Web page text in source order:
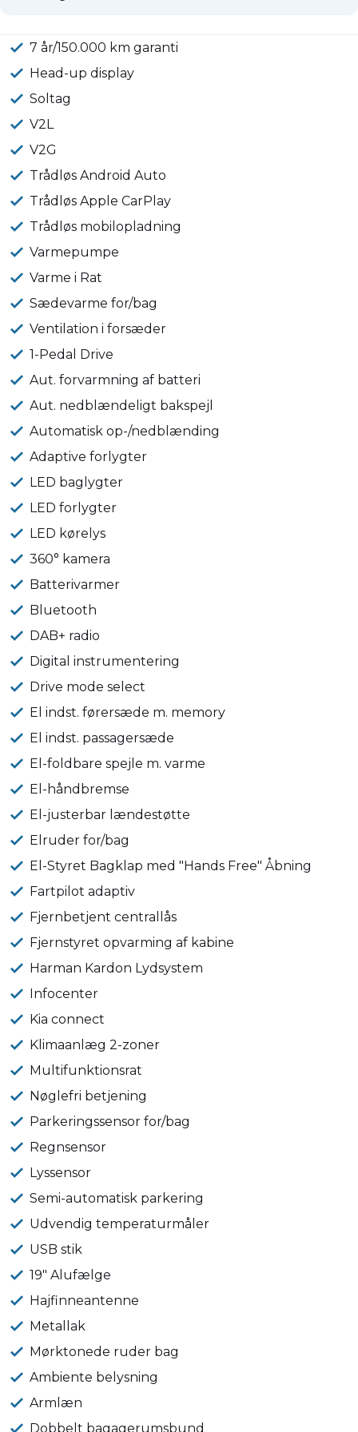
7 år/150.000 km garanti
Head-up display
Soltag
V2L
V2G
Trådløs Android Auto
Trådløs Apple CarPlay
Trådløs mobilopladning
Varmepumpe
Varme i Rat
Sædevarme for/bag
Ventilation i forsæder
1-Pedal Drive
Aut. forvarmning af batteri
Aut. nedblændeligt bakspejl
Automatisk op-/nedblænding
Adaptive forlygter
LED baglygter
LED forlygter
LED kørelys
360° kamera
Batterivarmer
Bluetooth
DAB+ radio
Digital instrumentering
Drive mode select
El indst. førersæde m. memory
El indst. passagersæde
El-foldbare spejle m. varme
El-håndbremse
El-justerbar lændestøtte
Elruder for/bag
El-Styret Bagklap med "Hands Free" Åbning
Fartpilot adaptiv
Fjernbetjent centrallås
Fjernstyret opvarming af kabine
Harman Kardon Lydsystem
Infocenter
Kia connect
Klimaanlæg 2-zoner
Multifunktionsrat
Nøglefri betjening
Parkeringssensor for/bag
Regnsensor
Lyssensor
Semi-automatisk parkering
Udvendig temperaturmåler
USB stik
19" Alufælge
Hajfinneantenne
Metallak
Mørktonede ruder bag
Ambiente belysning
Armlæn
Dobbelt bagagerumsbund